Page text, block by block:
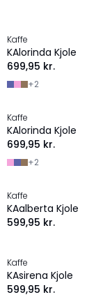
NYHED
Kaffe
KAlorinda Kjole
699,95 kr.
+2
NYHED
Kaffe
KAlorinda Kjole
699,95 kr.
+2
NYHED
Kaffe
KAalberta Kjole
599,95 kr.
NYHED
Kaffe
KAsirena Kjole
599,95 kr.